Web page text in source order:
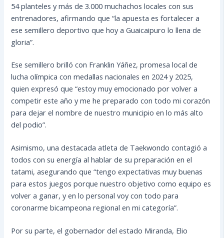
54 planteles y más de 3.000 muchachos locales con sus
entrenadores, afirmando que “la apuesta es fortalecer a
ese semillero deportivo que hoy a Guaicaipuro lo llena de
gloria”.
Ese semillero brilló con Franklin Yáñez, promesa local de
lucha olímpica con medallas nacionales en 2024 y 2025,
quien expresó que “estoy muy emocionado por volver a
competir este año y me he preparado con todo mi corazón
para dejar el nombre de nuestro municipio en lo más alto
del podio”.
Asimismo, una destacada atleta de Taekwondo contagió a
todos con su energía al hablar de su preparación en el
tatami, asegurando que “tengo expectativas muy buenas
para estos juegos porque nuestro objetivo como equipo es
volver a ganar, y en lo personal voy con todo para
coronarme bicampeona regional en mi categoría”.
Por su parte, el gobernador del estado Miranda, Elio